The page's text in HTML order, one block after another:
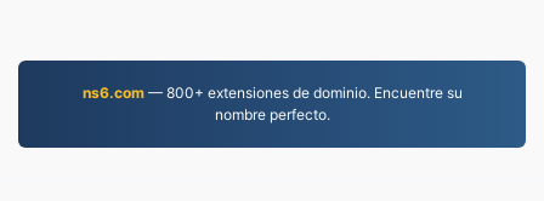
ns6.com— 800+ extensiones de dominio. Encuentre su
nombre perfecto.